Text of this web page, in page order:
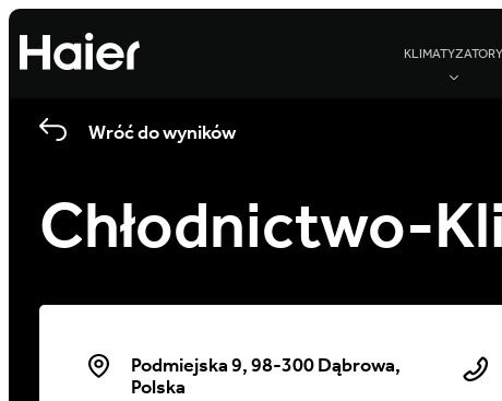
KLIMATYZATORY
Wróć do wyników
Chłodnictwo-
Podmiejska 9, 98-300 Dąbrowa,
Polska